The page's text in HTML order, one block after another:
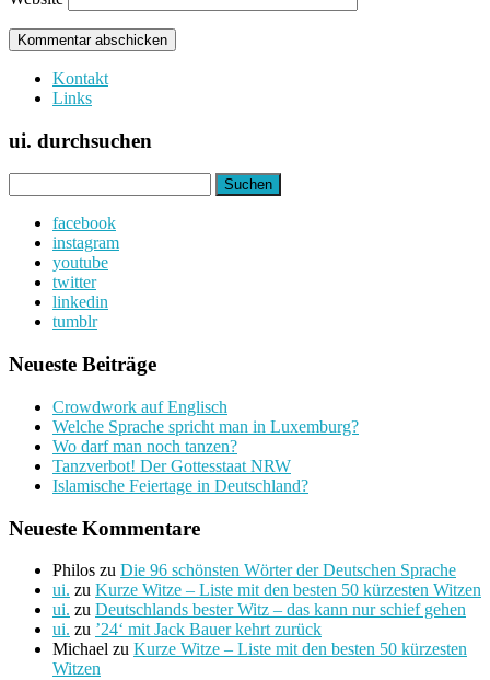
Kontakt
Links
ui. durchsuchen
nach:
facebook
instagram
youtube
twitter
linkedin
tumblr
Neueste Beiträge
Crowdwork auf Englisch
Welche Sprache spricht man in Luxemburg?
Wo darf man noch tanzen?
Tanzverbot! Der Gottesstaat NRW
Islamische Feiertage in Deutschland?
Neueste Kommentare
Philos zu Die 96 schönsten Wörter der Deutschen Sprache
ui. zu Kurze Witze – Liste mit den besten 50 kürzesten Witzen
ui. zu Deutschlands bester Witz – das kann nur schief gehen
ui. zu ’24‘ mit Jack Bauer kehrt zurück
Michael zu Kurze Witze – Liste mit den besten 50 kürzesten
Witzen